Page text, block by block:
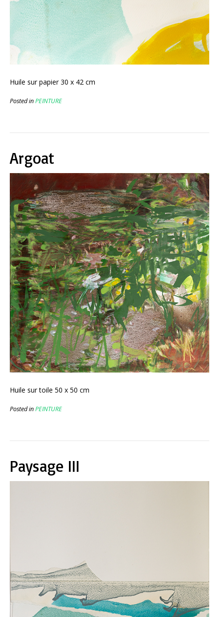
Huile sur papier 30 x 42 cm
Posted inPEINTURE
Argoat
Huile sur toile 50 x 50 cm
Posted inPEINTURE
Paysage III